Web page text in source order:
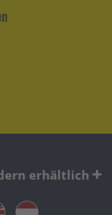
erhältlich